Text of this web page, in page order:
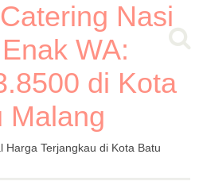
Nasi
WA:
di Kota
Malang
Harga Terjangkau di Kota Batu